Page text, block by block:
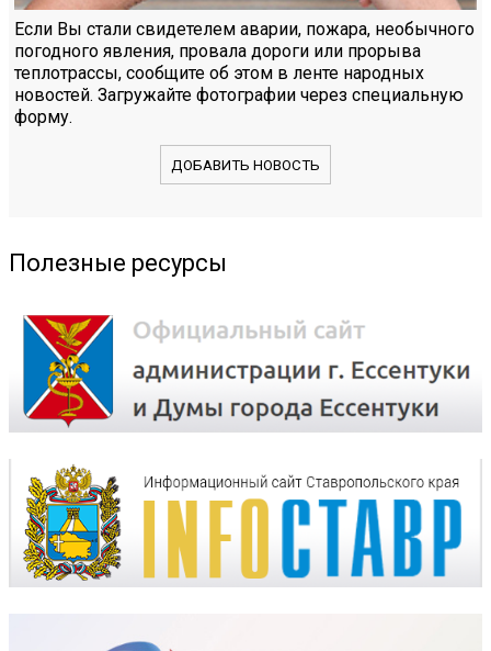
Если Вы стали свидетелем аварии, пожара, необычного
погодного явления, провала дороги или прорыва
теплотрассы, сообщите об этом в ленте народных
новостей. Загружайте фотографии через специальную
форму.
ДОБАВИТЬ НОВОСТЬ
Полезные ресурсы